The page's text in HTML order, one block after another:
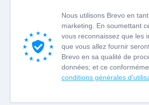
Nous utilisons Brevo en
marketing. En soumettant
vous reconnaissez que les
que vous allez fournir
Brevo en sa qualité de
données; et ce
conditions générales